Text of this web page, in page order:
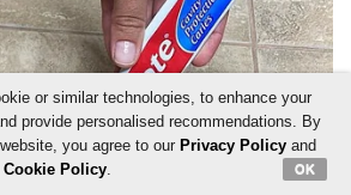
or similar technologies, to enhance your
provide personalised recommendations. By
you agree to our Privacy Policyand
Cookie Policy. OK